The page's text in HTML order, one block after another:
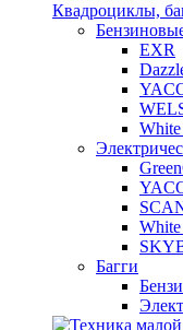
Квадроциклы,
EXR
White
White
Багги